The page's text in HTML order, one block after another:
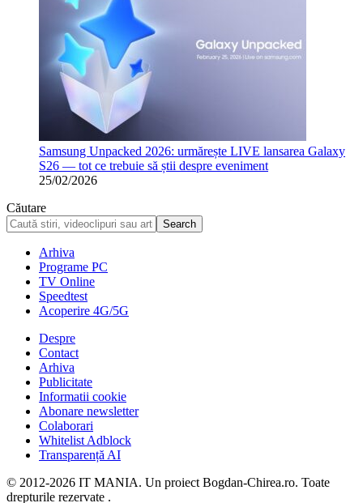
Samsung Unpacked 2026: urmărește LIVE lansarea Galaxy
S26 — tot ce trebuie să știi despre eveniment
25/02/2026
Căutare
Arhiva
Programe PC
TV Online
Speedtest
Acoperire 4G/5G
Despre
Contact
Arhiva
Publicitate
Informatii cookie
Abonare newsletter
Colaborari
Whitelist Adblock
Transparență AI
© 2012-2026 IT MANIA. Un proiect Bogdan-Chirea.ro. Toate
drepturile rezervate .